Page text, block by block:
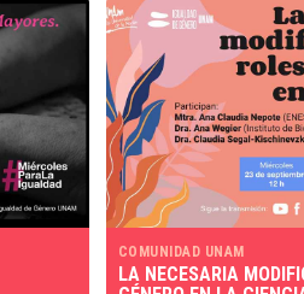
COMUNIDAD UNAM
LA NECESARIA